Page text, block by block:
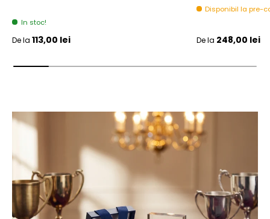
In stoc!
Pret initial
De la 113,00 lei
Disponibil la pre-
Pret initial
De la 248,00 lei